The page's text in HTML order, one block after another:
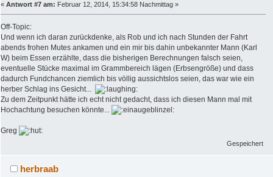
« Antwort #7 am: Februar 12, 2014, 15:34:58 Nachmittag »
Off-Topic:
Und wenn ich daran zurückdenke, als Rob und ich nach Stunden der Fahrt
abends frohen Mutes ankamen und ein mir bis dahin unbekannter Mann (Karl
W) beim Essen erzählte, dass die bisherigen Berechnungen falsch seien,
eventuelle Stücke maximal im Grammbereich lägen (Erbsengröße) und dass
dadurch Fundchancen ziemlich bis völlig aussichtslos seien, das war wie ein
herber Schlag ins Gesicht...
Zu dem Zeitpunkt hätte ich echt nicht gedacht, dass ich diesen Mann mal mit
Hochachtung besuchen könnte...
Greg
Gespeichert
herbraab